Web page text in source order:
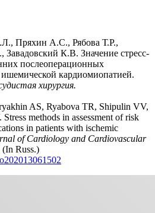
Пряхин А.С., Рябова Т.Р.,
К.В. Значение стресс-
послеоперационных
кардиомиопатией.
хирургия.
AS, Ryabova TR, Shipulin VV,
methods in assessment of risk
in patients with ischemic
of Cardiology and Cardiovascular
(In Russ.)